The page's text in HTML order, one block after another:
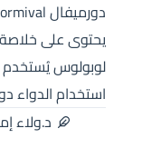
يحتوى على
لوبولوس يُستخدم
استخدام
د.ولاء